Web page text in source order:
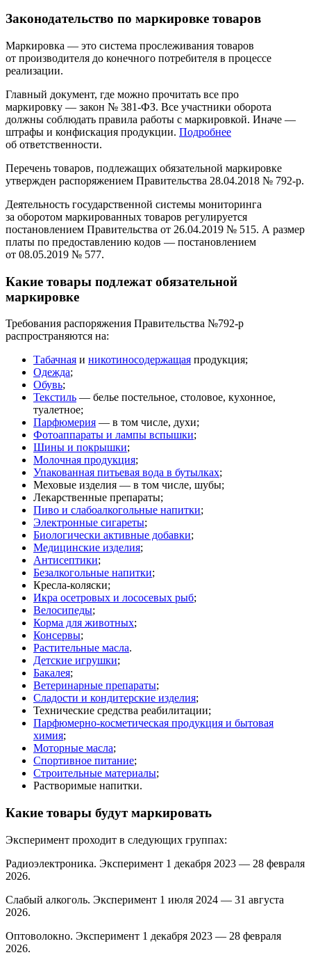
Законодательство по маркировке товаров
Маркировка — это система прослеживания товаров
от производителя до конечного потребителя в процессе
реализации.
Главный документ, где можно прочитать все про
маркировку — закон № 381-ФЗ. Все участники оборота
должны соблюдать правила работы с маркировкой. Иначе —
штрафы и конфискация продукции. Подробнее
об ответственности.
Перечень товаров, подлежащих обязательной маркировке
утвержден распоряжением Правительства 28.04.2018 № 792-р.
Деятельность государственной системы мониторинга
за оборотом маркированных товаров регулируется
постановлением Правительства от 26.04.2019 № 515. А размер
платы по предоставлению кодов — постановлением
от 08.05.2019 № 577.
Какие товары подлежат обязательной
маркировке
Требования распоряжения Правительства №792-р
распространяются на:
Табачная и никотиносодержащая продукция;
Одежда;
Обувь;
Текстиль — белье постельное, столовое, кухонное,
туалетное;
Парфюмерия — в том числе, духи;
Фотоаппараты и лампы вспышки;
Шины и покрышки;
Молочная продукция;
Упакованная питьевая вода в бутылках;
Меховые изделия — в том числе, шубы;
Лекарственные препараты;
Пиво и слабоалкогольные напитки;
Электронные сигареты;
Биологически активные добавки;
Медицинские изделия;
Антисептики;
Безалкогольные напитки;
Кресла-коляски;
Икра осетровых и лососевых рыб;
Велосипеды;
Корма для животных;
Консервы;
Растительные масла.
Детские игрушки;
Бакалея;
Ветеринарные препараты;
Сладости и кондитерские изделия;
Технические средства реабилитации;
Парфюмерно-косметическая продукция и бытовая
химия;
Моторные масла;
Спортивное питание;
Строительные материалы;
Растворимые напитки.
Какие товары будут маркировать
Эксперимент проходит в следующих группах:
Радиоэлектроника. Эксперимент 1 декабря 2023 — 28 февраля
2026.
Слабый алкоголь. Эксперимент 1 июля 2024 — 31 августа
2026.
Оптоволокно. Эксперимент 1 декабря 2023 — 28 февраля
2026.